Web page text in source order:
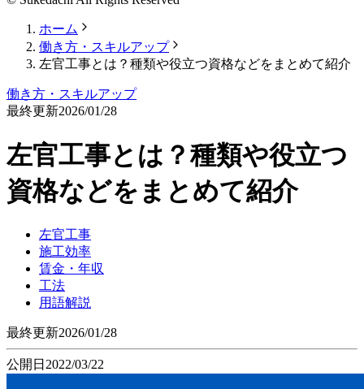
ホーム
働き方・スキルアップ
左官工事とは？種類や役立つ資格などをまとめて紹介
働き方・スキルアップ
最終更新2026/01/28
左官工事とは？種類や役立つ
資格などをまとめて紹介
左官工事
施工効率
賃金・年収
工法
用語解説
最終更新2026/01/28
公開日 2022/03/22